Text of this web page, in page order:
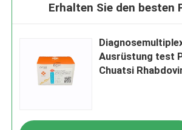
Erhalten Sie den besten
Ausrüstung test
Chuatsi